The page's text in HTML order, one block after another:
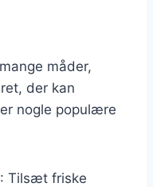
måder,
der kan
nogle populære
: Tilsæt friske